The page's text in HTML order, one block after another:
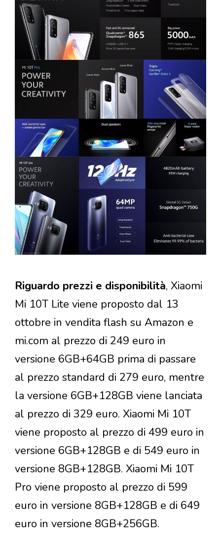
Riguardo prezzi e disponibilità, Xiaomi
Mi 10T Lite viene proposto dal 13
ottobre in vendita flash su Amazon e
mi.com al prezzo di 249 euro in
versione 6GB+64GB prima di passare
al prezzo standard di 279 euro, mentre
la versione 6GB+128GB viene lanciata
al prezzo di 329 euro. Xiaomi Mi 10T
viene proposto al prezzo di 499 euro in
versione 6GB+128GB e di 549 euro in
versione 8GB+128GB. Xiaomi Mi 10T
Pro viene proposto al prezzo di 599
euro in versione 8GB+128GB e di 649
euro in versione 8GB+256GB.